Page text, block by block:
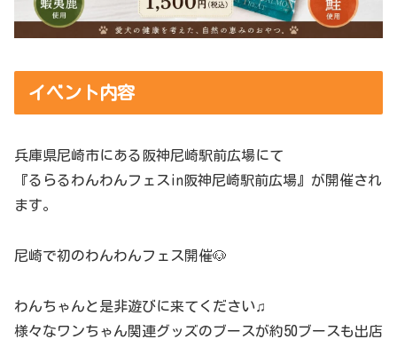
イベント内容
兵庫県尼崎市にある阪神尼崎駅前広場にて
『るらるわんわんフェスin阪神尼崎駅前広場』が開催され
ます。
尼崎で初のわんわんフェス開催🐶
わんちゃんと是非遊びに来てください♫
様々なワンちゃん関連グッズのブースが約50ブースも出店